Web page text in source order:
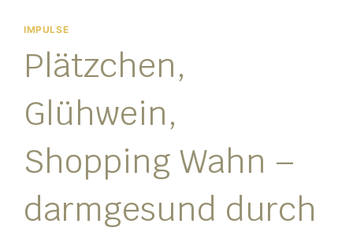
IMPULSE
Plätzchen,
Glühwein,
Shopping Wahn –
darmgesund durch